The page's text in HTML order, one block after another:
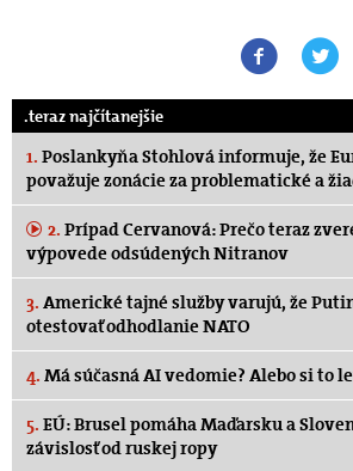
.teraz najčítanejšie
1. Poslankyňa Stohlová informuje, že
považuje zonácie za problematické a
2. Prípad Cervanová: Prečo teraz
výpovede odsúdených Nitranov
3. Americké tajné služby varujú, že
otestovať odhodlanie NATO
4. Má súčasná AI vedomie? Alebo si to
5. EÚ: Brusel pomáha Maďarsku a
závislosť od ruskej ropy